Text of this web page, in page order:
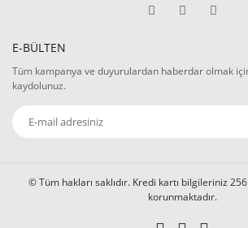
E-BÜLTEN
Tüm kampanya ve duyurulardan haberdar olmak
kaydolunuz.
© Tüm hakları saklıdır. Kredi kartı bilgileriniz
korunmaktadır.